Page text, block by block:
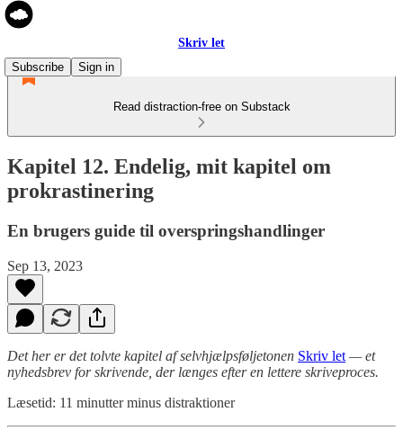
Skriv let
Subscribe
Sign in
Read distraction-free on Substack
Kapitel 12. Endelig, mit kapitel om
prokrastinering
En brugers guide til overspringshandlinger
Sep 13, 2023
Det her er det tolvte kapitel af selvhjælpsføljetonen Skriv let — et
nyhedsbrev for skrivende, der længes efter en lettere skriveproces.
Læsetid: 11 minutter minus distraktioner